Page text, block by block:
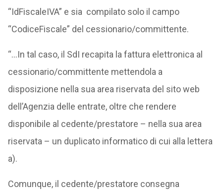
“IdFiscaleIVA” e sia compilato solo il campo
“CodiceFiscale” del cessionario/committente.
“…In tal caso, il SdI recapita la fattura elettronica al
cessionario/committente mettendola a
disposizione nella sua area riservata del sito web
dell’Agenzia delle entrate, oltre che rendere
disponibile al cedente/prestatore – nella sua area
riservata – un duplicato informatico di cui alla lettera
a).
Comunque, il cedente/prestatore consegna